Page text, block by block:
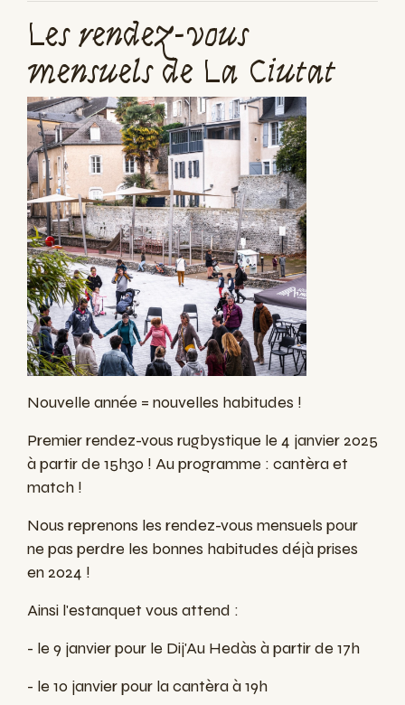
Les rendez-vous
mensuels de La Ciutat
Nouvelle année = nouvelles habitudes !
Premier rendez-vous rugbystique le 4 janvier 2025
à partir de 15h30 ! Au programme : cantèra et
match !
Nous reprenons les rendez-vous mensuels pour
ne pas perdre les bonnes habitudes déjà prises
en 2024 !
Ainsi l'estanquet vous attend :
- le 9 janvier pour le Dij'Au Hedàs à partir de 17h
- le 10 janvier pour la cantèra à 19h